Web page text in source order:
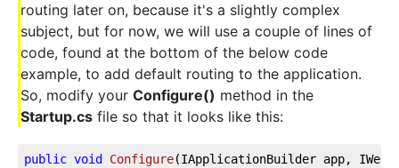
routing later on, because it's a slightly complex
subject, but for now, we will use a couple of lines of
code, found at the bottom of the below code
example, to add default routing to the application.
So, modify your Configure() method in the
Startup.cs file so that it looks like this:
public void Configure(IApplicationBuilder app,